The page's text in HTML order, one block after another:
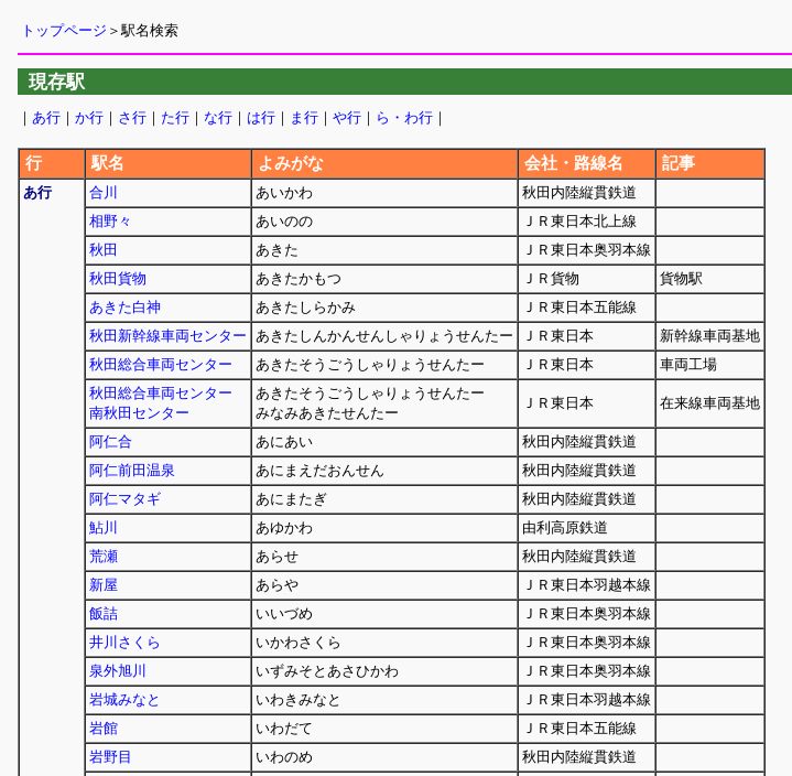
トップページ ＞駅名検索
現存駅
｜ あ行 ｜ か行 ｜ さ行 ｜ た行 ｜ な行 ｜ は行 ｜ ま行 ｜ や行 ｜ ら・わ行 ｜
行 駅名 よみがな 会社・路線名 記事
あ行 合川 あいかわ
秋田内陸縦貫鉄道
相野々
あいのの
ＪＲ東日本北上線
秋田
あきた
ＪＲ東日本奥羽本線
秋田貨物
あきたかもつ ＪＲ貨物
貨物駅
あきた白神
あきたしらかみ
ＪＲ東日本五能線
秋田新幹線車両センター あきたしんかんせんしゃりょうせんたー ＪＲ東日本
新幹線車両基地
秋田総合車両センター
あきたそうごうしゃりょうせんたー ＪＲ東日本
車両工場
秋田総合車両センター
南秋田センター
あきたそうごうしゃりょうせんたー
みなみあきたせんたー
ＪＲ東日本 在来線車両基地
阿仁合 あにあい
秋田内陸縦貫鉄道
阿仁前田温泉
あにまえだおんせん
秋田内陸縦貫鉄道
阿仁マタギ
あにまたぎ
秋田内陸縦貫鉄道
鮎川
あゆかわ
由利高原鉄道
荒瀬
あらせ
秋田内陸縦貫鉄道
新屋
あらや
ＪＲ東日本羽越本線
飯詰
いいづめ
ＪＲ東日本奥羽本線
井川さくら
いかわさくら
ＪＲ東日本奥羽本線
泉外旭川
いずみそとあさひかわ
ＪＲ東日本奥羽本線
岩城みなと
いわきみなと
ＪＲ東日本羽越本線
岩館
いわだて
ＪＲ東日本五能線
岩野目
いわのめ
秋田内陸縦貫鉄道